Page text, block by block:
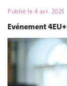
Publié le 4 avr. 2025
Evénement